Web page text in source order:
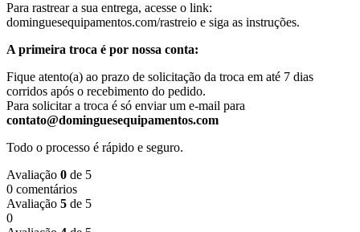
Para rastrear a sua entrega, acesse o link:
dominguesequipamentos.com/rastreio e siga as instruções.
A primeira troca é por nossa conta:
Fique atento(a) ao prazo de solicitação da troca em até 7 dias
corridos após o recebimento do pedido.
Para solicitar a troca é só enviar um e-mail para
contato@dominguesequipamentos.com
Todo o processo é rápido e seguro.
Avaliação 0 de 5
0 comentários
Avaliação 5 de 5
0